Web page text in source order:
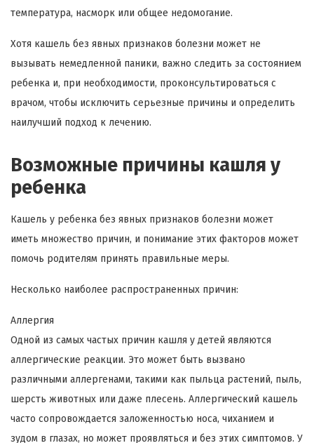
температура, насморк или общее недомогание.
Хотя кашель без явных признаков болезни может не
вызывать немедленной паники, важно следить за состоянием
ребенка и, при необходимости, проконсультироваться с
врачом, чтобы исключить серьезные причины и определить
наилучший подход к лечению.
Возможные причины кашля у
ребенка
Кашель у ребенка без явных признаков болезни может
иметь множество причин, и понимание этих факторов может
помочь родителям принять правильные меры.
Несколько наиболее распространенных причин:
Аллергия
Одной из самых частых причин кашля у детей являются
аллергические реакции. Это может быть вызвано
различными аллергенами, такими как пыльца растений, пыль,
шерсть животных или даже плесень. Аллергический кашель
часто сопровождается заложенностью носа, чиханием и
зудом в глазах, но может проявляться и без этих симптомов. У